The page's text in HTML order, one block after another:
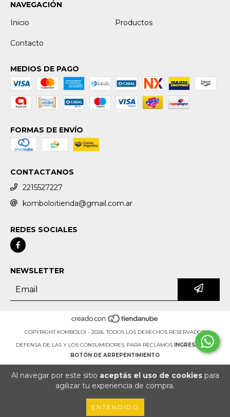
Al navegar por este sitio aceptás el uso de cookiespara
agilizar tu experiencia de compra.
ENTENDIDO
NAVEGACIÓN
Inicio
Productos
Contacto
MEDIOS DE PAGO
FORMAS DE ENVÍO
CONTACTANOS
2215527227
komboloitienda@gmail.com.ar
REDES SOCIALES
NEWSLETTER
COPYRIGHT KOMBOLOI - 2026. TODOS LOS DERECHOS RESERVADOS.
DEFENSA DE LAS Y LOS CONSUMIDORES. PARA RECLAMOS
INGRESÁ ACÁ.
BOTÓN DE ARREPENTIMIENTO